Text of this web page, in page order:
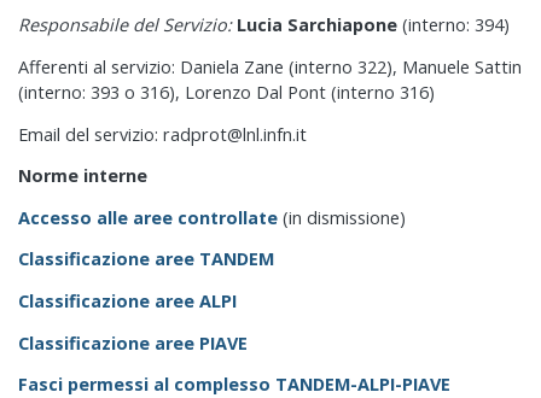
Responsabile del Servizio:Lucia Sarchiapone (interno: 394)
Afferenti al servizio: Daniela Zane (interno 322), Manuele Sattin
(interno: 393 o 316), Lorenzo Dal Pont (interno 316)
Email del servizio: radprot@lnl.infn.it
Norme interne
Accesso alle aree controllate (in dismissione)
Classificazione aree TANDEM
Classificazione aree ALPI
Classificazione aree PIAVE
Fasci permessi al complesso TANDEM-ALPI-PIAVE